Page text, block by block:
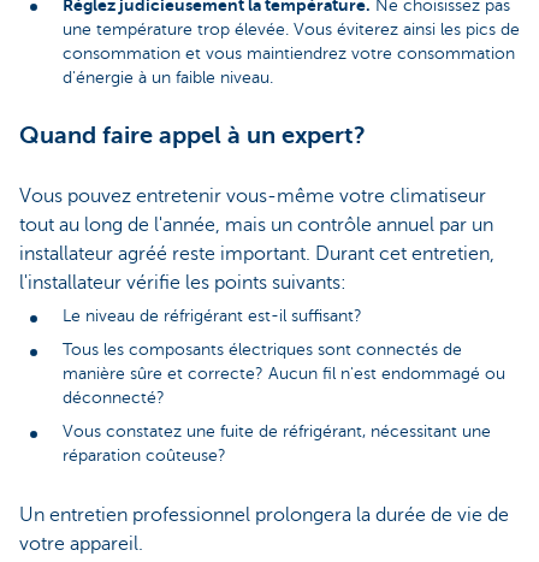
Réglez judicieusement la température. Ne choisissez pas
une température trop élevée. Vous éviterez ainsi les pics de
consommation et vous maintiendrez votre consommation
d'énergie à un faible niveau.
Quand faire appel à un expert?
Vous pouvez entretenir vous-même votre climatiseur
tout au long de l'année, mais un contrôle annuel par un
installateur agréé reste important. Durant cet entretien,
l'installateur vérifie les points suivants:
Le niveau de réfrigérant est-il suffisant?
Tous les composants électriques sont connectés de
manière sûre et correcte? Aucun fil n'est endommagé ou
déconnecté?
Vous constatez une fuite de réfrigérant, nécessitant une
réparation coûteuse?
Un entretien professionnel prolongera la durée de vie de
votre appareil.